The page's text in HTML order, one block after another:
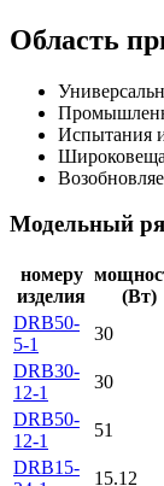
Область
Испытания
Модельный
номеру
изделия
(Вт)
DRB50-
5-1
30
DRB30-
12-1
30
DRB50-
12-1
51
DRB15-
15.12